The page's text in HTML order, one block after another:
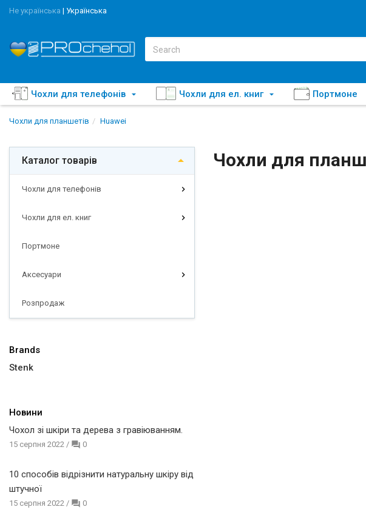
Не українська | Українська
Чохли для телефонів Чохли для ел. книг Портмоне
Чохли для планшетів Huawei
Каталог товарів
Чохли для телефонів
Чохли для ел. книг
Портмоне
Аксесуари
Розпродаж
Brands
Stenk
Новини
Чохол зі шкіри та дерева з гравіюванням.
15 серпня 2022 / 0
10 способів відрізнити натуральну шкіру від
штучної
15 серпня 2022 / 0
Чохли для